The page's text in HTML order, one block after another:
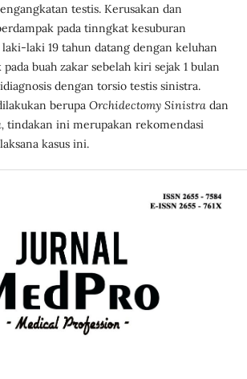
testis. Kerusakan dan
pada tinngkat kesuburan
laki 19 tahun datang dengan keluhan
buah zakar sebelah kiri sejak 1 bulan
dengan torsio testis sinistra.
berupa Orchidectomy Sinistra dan
tindakan ini merupakan rekomendasi
kasus ini.